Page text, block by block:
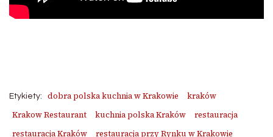
Etykiety: dobra polska kuchnia w Krakowie
kraków
Krakow Restaurant
kuchnia polska Kraków
restauracja
restauracja Kraków
restauracja przy Rynku w Krakowie